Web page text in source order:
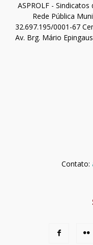
ASPROLF -
Rede Pública
32.697.195/0001-67
Av. Brg. Mário
Contato: